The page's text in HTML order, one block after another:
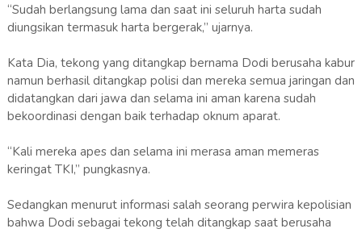
“Sudah berlangsung lama dan saat ini seluruh harta sudah
diungsikan termasuk harta bergerak,” ujarnya.
Kata Dia, tekong yang ditangkap bernama Dodi berusaha kabur
namun berhasil ditangkap polisi dan mereka semua jaringan dan
didatangkan dari jawa dan selama ini aman karena sudah
bekoordinasi dengan baik terhadap oknum aparat.
“Kali mereka apes dan selama ini merasa aman memeras
keringat TKI,” pungkasnya.
Sedangkan menurut informasi salah seorang perwira kepolisian
bahwa Dodi sebagai tekong telah ditangkap saat berusaha